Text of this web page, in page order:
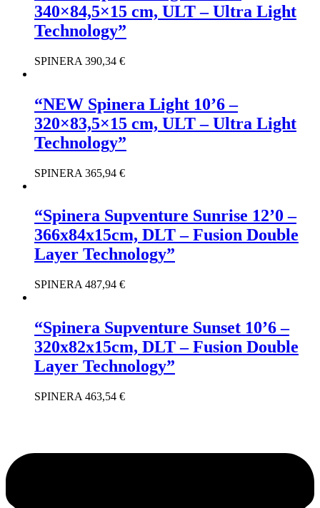
340×84,5×15 cm, ULT – Ultra Light
Technology”
SPINERA 390,34 €
“NEW Spinera Light 10’6 –
320×83,5×15 cm, ULT – Ultra Light
Technology”
SPINERA 365,94 €
“Spinera Supventure Sunrise 12’0 –
366x84x15cm, DLT – Fusion Double
Layer Technology”
SPINERA 487,94 €
“Spinera Supventure Sunset 10’6 –
320x82x15cm, DLT – Fusion Double
Layer Technology”
SPINERA 463,54 €